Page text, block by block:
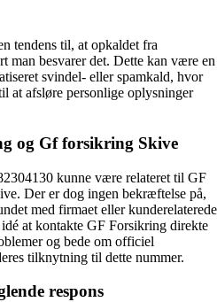
tendens til, at opkaldet fra
man besvarer det. Dette kan være en
svindel- eller spamkald, hvor
at afsløre personlige oplysninger
og Gf forsikring Skive
kunne være relateret til GF
Der er dog ingen bekræftelse på,
med firmaet eller kunderelaterede
at kontakte GF Forsikring direkte
og bede om officiel
tilknytning til dette nummer.
respons